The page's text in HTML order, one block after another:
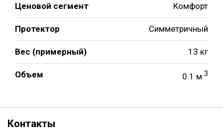
Ценовой сегмент Комфорт
Протектор Симметричный
Вес (примерный) 13 кг
Объем 0.1 м 3
Контакты